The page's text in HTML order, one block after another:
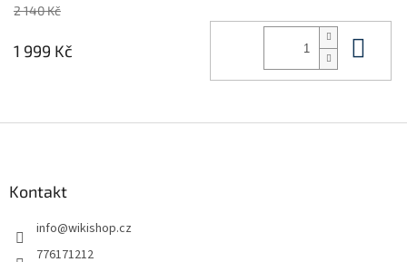
2 140 Kč
1 999 Kč
Kontakt
info@wikishop.cz
776171212